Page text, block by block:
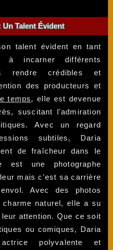
Un Talent Évident
talent évident en tant
à incarner différents
rendre crédibles et
des producteurs et
temps, elle est devenue
suscitant l'admiration
Avec un regard
subtiles, Daria
de fraîcheur dans le
est une photographe
mais c'est sa carrière
Avec des photos
naturel, elle a su
attention. Que ce soit
ou comiques, Daria
polyvalente et